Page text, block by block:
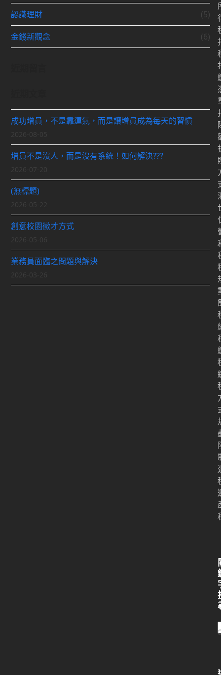
認識理財 (5)
金錢新觀念 (6)
成功增員，不是靠運氣，而是讓增員成為每天的習慣
增員不是沒人，而是沒有系統！如何解決???
(無標題)
創意校園徵才方式
業務員面臨之問題與解決